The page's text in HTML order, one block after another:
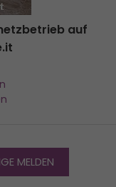
auf
MELDEN